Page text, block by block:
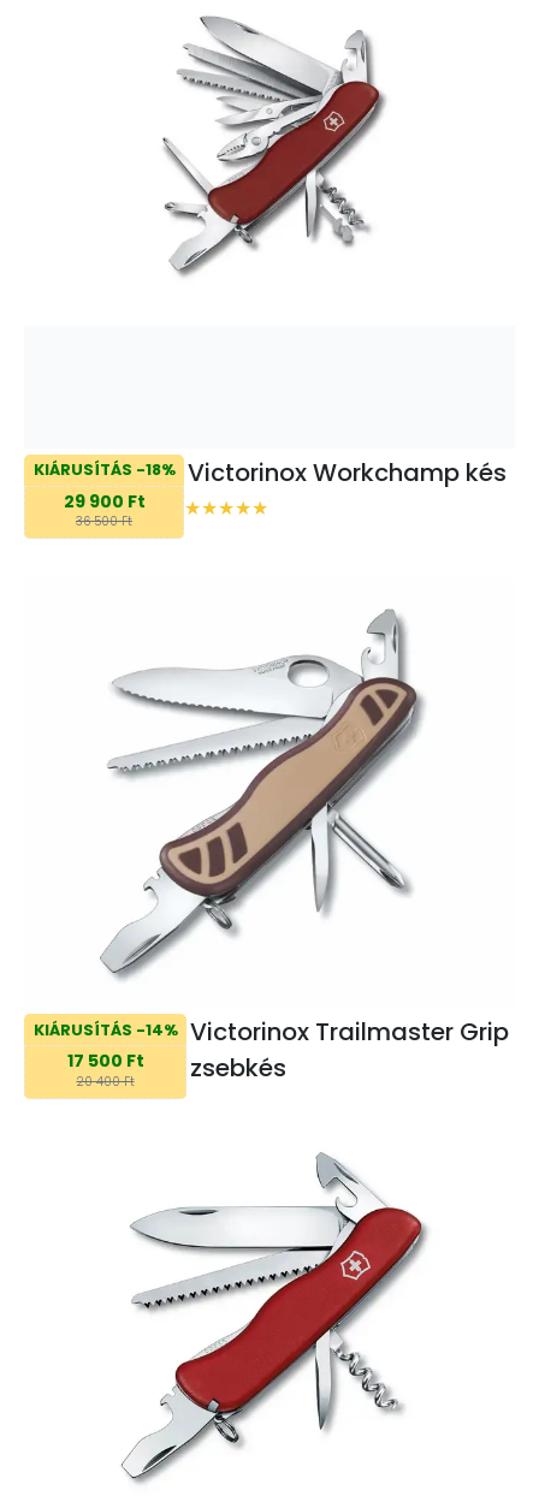
KIÁRUSÍTÁS -18%
29 900 Ft
36 500 Ft
Victorinox Workchamp kés
KIÁRUSÍTÁS -14%
17 500 Ft
20 400 Ft
Victorinox Trailmaster Grip
zsebkés